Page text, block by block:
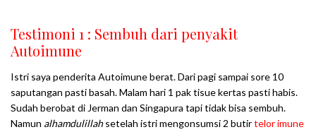
Testimoni 1 : Sembuh dari penyakit
Autoimune
Istri saya penderita Autoimune berat. Dari pagi sampai sore 10
saputangan pasti basah. Malam hari 1 pak tisue kertas pasti habis.
Sudah berobat di Jerman dan Singapura tapi tidak bisa sembuh.
Namun alhamdulillahsetelah istri mengonsumsi 2 butirtelor imune